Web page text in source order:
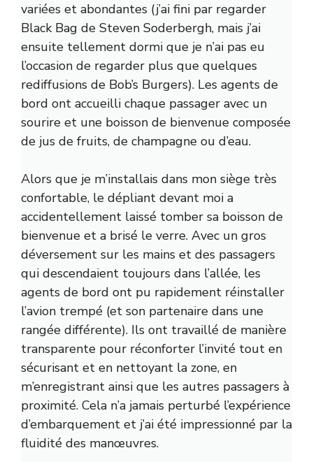
variées et abondantes (j’ai fini par regarder
Black Bag de Steven Soderbergh, mais j’ai
ensuite tellement dormi que je n’ai pas eu
l’occasion de regarder plus que quelques
rediffusions de Bob’s Burgers). Les agents de
bord ont accueilli chaque passager avec un
sourire et une boisson de bienvenue composée
de jus de fruits, de champagne ou d’eau.
Alors que je m’installais dans mon siège très
confortable, le dépliant devant moi a
accidentellement laissé tomber sa boisson de
bienvenue et a brisé le verre. Avec un gros
déversement sur les mains et des passagers
qui descendaient toujours dans l’allée, les
agents de bord ont pu rapidement réinstaller
l’avion trempé (et son partenaire dans une
rangée différente). Ils ont travaillé de manière
transparente pour réconforter l’invité tout en
sécurisant et en nettoyant la zone, en
m’enregistrant ainsi que les autres passagers à
proximité. Cela n’a jamais perturbé l’expérience
d’embarquement et j’ai été impressionné par la
fluidité des manœuvres.